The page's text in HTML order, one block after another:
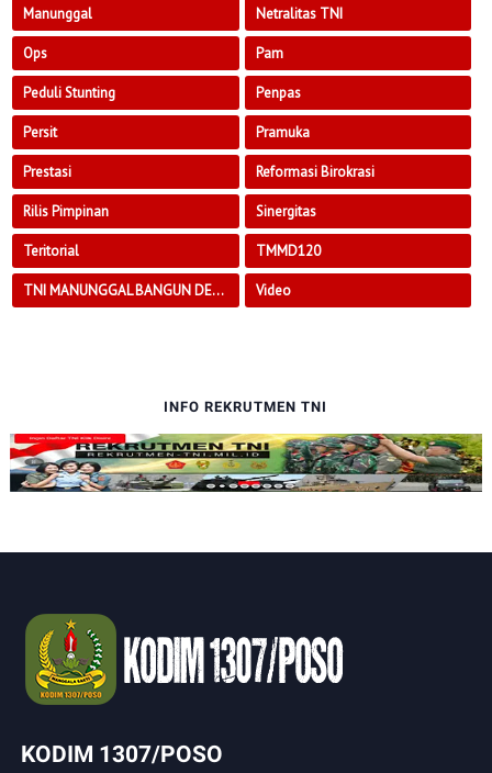
Manunggal Netralitas TNI
Ops Pam
Peduli Stunting Penpas
Persit Pramuka
Prestasi Reformasi Birokrasi
Rilis Pimpinan Sinergitas
Teritorial TMMD120
TNI MANUNGGAL BANGUN DESA Video
INFO REKRUTMEN TNI
KODIM 1307/POSO